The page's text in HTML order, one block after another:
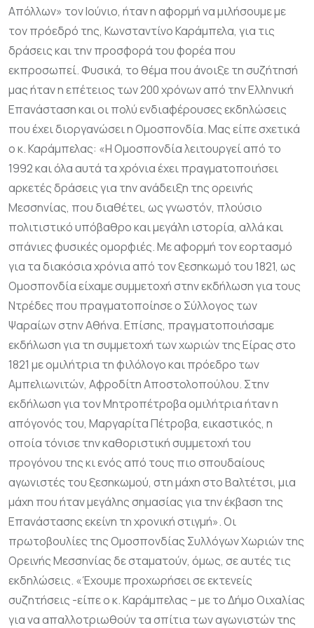
Απόλλων» τον Ιούνιο, ήταν η αφορμή να μιλήσουμε με
τον πρόεδρό της, Κωνσταντίνο Καράμπελα, για τις
δράσεις και την προσφορά του φορέα που
εκπροσωπεί. Φυσικά, το θέμα που άνοιξε τη συζήτησή
μας ήταν η επέτειος των 200 χρόνων από την Ελληνική
Επανάσταση και οι πολύ ενδιαφέρουσες εκδηλώσεις
που έχει διοργανώσει η Ομοσπονδία. Μας είπε σχετικά
ο κ. Καράμπελας: «Η Ομοσπονδία λειτουργεί από το
1992 και όλα αυτά τα χρόνια έχει πραγματοποιήσει
αρκετές δράσεις για την ανάδειξη της ορεινής
Μεσσηνίας, που διαθέτει, ως γνωστόν, πλούσιο
πολιτιστικό υπόβαθρο και μεγάλη ιστορία, αλλά και
σπάνιες φυσικές ομορφιές. Με αφορμή τον εορτασμό
για τα διακόσια χρόνια από τον ξεσηκωμό του 1821, ως
Ομοσπονδία είχαμε συμμετοχή στην εκδήλωση για τους
Ντρέδες που πραγματοποίησε ο Σύλλογος των
Ψαραίων στην Αθήνα. Επίσης, πραγματοποιήσαμε
εκδήλωση για τη συμμετοχή των χωριών της Είρας στο
1821 με ομιλήτρια τη φιλόλογο και πρόεδρο των
Αμπελιωνιτών, Αφροδίτη Αποστολοπούλου. Στην
εκδήλωση για τον Μητροπέτροβα ομιλήτρια ήταν η
απόγονός του, Μαργαρίτα Πέτροβα, εικαστικός, η
οποία τόνισε την καθοριστική συμμετοχή του
προγόνου της κι ενός από τους πιο σπουδαίους
αγωνιστές του ξεσηκωμού, στη μάχη στο Βαλτέτσι, μια
μάχη που ήταν μεγάλης σημασίας για την έκβαση της
Επανάστασης εκείνη τη χρονική στιγμή». Οι
πρωτοβουλίες της Ομοσπονδίας Συλλόγων Χωριών της
Ορεινής Μεσσηνίας δε σταματούν, όμως, σε αυτές τις
εκδηλώσεις. «Έχουμε προχωρήσει σε εκτενείς
συζητήσεις -είπε ο κ. Καράμπελας – με το Δήμο Οιχαλίας
για να απαλλοτριωθούν τα σπίτια των αγωνιστών της